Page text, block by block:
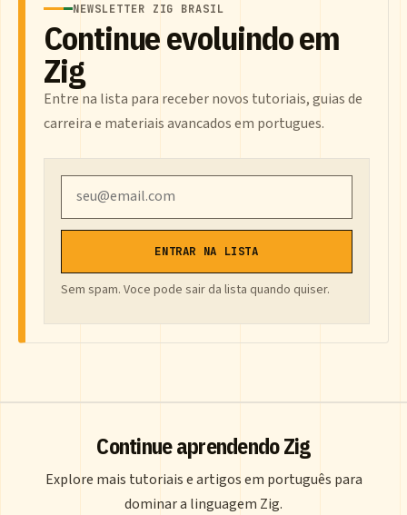
NEWSLETTER ZIG BRASIL
Continue evoluindo em
Zig
Entre na lista para receber novos tutoriais, guias de
carreira e materiais avancados em portugues.
ENTRAR NA LISTA
Sem spam. Voce pode sair da lista quando quiser.
Continue aprendendo Zig
Explore mais tutoriais e artigos em português para
dominar a linguagem Zig.